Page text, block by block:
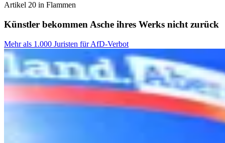
Artikel 20 in Flammen
Künstler bekommen Asche ihres Werks nicht zurück
Mehr als 1.000 Juristen für AfD-Verbot